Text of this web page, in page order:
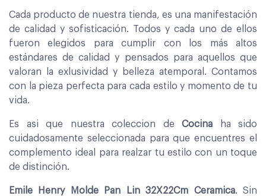
Cada producto de nuestra tienda, es una manifestación
de calidad y sofisticación. Todos y cada uno de ellos
fueron elegidos para cumplir con los más altos
estándares de calidad y pensados para aquellos que
valoran la exlusividad y belleza atemporal. Contamos
con la pieza perfecta para cada estilo y momento de tu
vida.
Es asi que nuestra coleccion de Cocina ha sido
cuidadosamente seleccionada para que encuentres el
complemento ideal para realzar tu estilo con un toque
de distinción.
Emile Henry Molde Pan Lin 32X22Cm Ceramica. Sin